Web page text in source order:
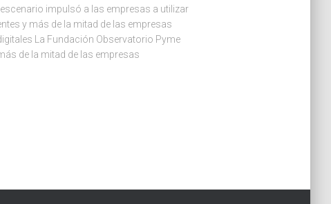
impulsó a las empresas a utilizar
y más de la mitad de las empresas
La Fundación Observatorio Pyme
de la mitad de las empresas